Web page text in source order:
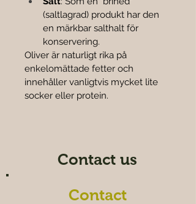
(saltlagrad) produkt har den
en märkbar salthalt för
konservering.
Oliver är naturligt rika på
enkelomättade fetter och
innehåller vanligtvis mycket lite
socker eller protein.
Contact us
Contact